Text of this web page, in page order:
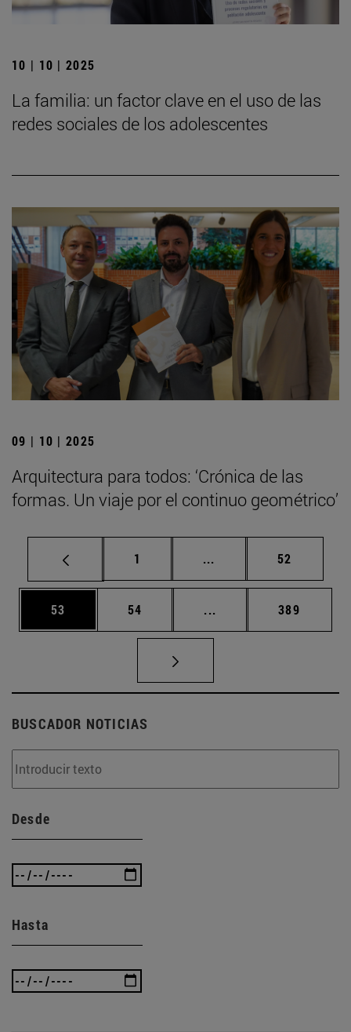
10 | 10 | 2025
La familia: un factor clave en el uso de las
redes sociales de los adolescentes
09 | 10 | 2025
Arquitectura para todos: ‘Crónica de las
formas. Un viaje por el continuo geométrico’
Página
1 ... Páginas intermedias
Página
52
Página
53 Página
54 ... Páginas intermedias
Página
389
BUSCADOR NOTICIAS
Desde
Hasta